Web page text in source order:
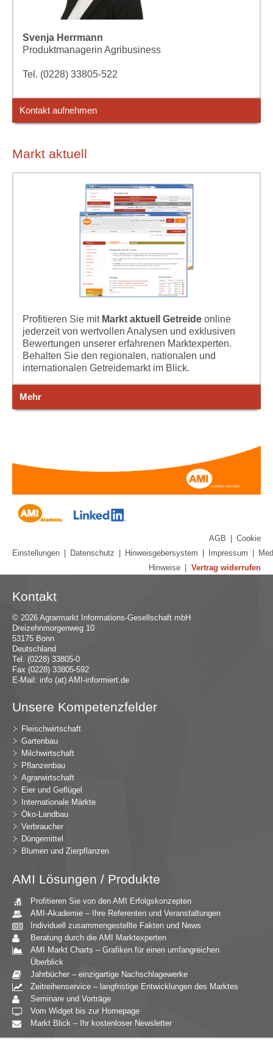
Svenja Herrmann
Produktmanagerin Agribusiness
Tel. (0228) 33805-522
Kontakt aufnehmen
Markt aktuell
Profitieren Sie mit Markt aktuell Getreide online
jederzeit von wertvollen Analysen und exklusiven
Bewertungen unserer erfahrenen Marktexperten.
Behalten Sie den regionalen, nationalen und
internationalen Getreidemarkt im Blick.
Mehr
AGB
Cookie
Einstellungen
Datenschutz Hinweisgebersystem Impressum
Hinweise
Vertrag widerrufen
Kontakt
© 2026 Agrarmarkt Informations-Gesellschaft mbH
Dreizehnmorgenweg 10
53175 Bonn
Deutschland
Tel. (0228) 33805-0
Fax (0228) 33805-592
E-Mail: info (at) AMI-informiert.de
Unsere Kompetenzfelder
Fleischwirtschaft
Gartenbau
Milchwirtschaft
Pflanzenbau
Agrarwirtschaft
Eier und Geflügel
Internationale Märkte
Öko-Landbau
Verbraucher
Düngemittel
Blumen und Zierpflanzen
AMI Lösungen / Produkte
Profitieren Sie von den AMI Erfolgskonzepten
AMI-Akademie – Ihre Referenten und Veranstaltungen
Individuell zusammengestellte Fakten und News
Beratung durch die AMI Marktexperten
AMI Markt Charts – Grafiken für einen umfangreichen
Überblick
Jahrbücher – einzigartige Nachschlagewerke
Zeitreihenservice – langfristige Entwicklungen des Marktes
Seminare und Vorträge
Vom Widget bis zur Homepage
Markt Blick – Ihr kostenloser Newsletter